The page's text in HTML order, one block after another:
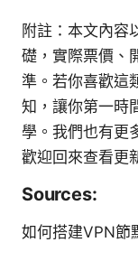
附註：本文內容
礎，實際票價、
準。若你喜歡這
知，讓你第一時
學。我們也有更
歡迎回來查看更
Sources:
如何搭建VPN節